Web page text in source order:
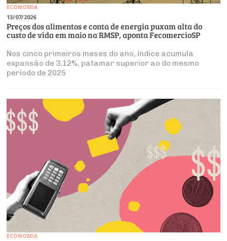
ECONOMIA
13/07/2026
Preços dos alimentos e conta de energia puxam alta do
custo de vida em maio na RMSP, aponta FecomercioSP
Nos cinco primeiros meses do ano, índice acumula
expansão de 3,12%, patamar superior ao do mesmo
período de 2025
ECONOMIA